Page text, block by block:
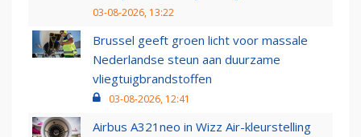
03-08-2026, 13:22
Brussel geeft groen licht voor massale
Nederlandse steun aan duurzame
vliegtuigbrandstoffen
03-08-2026, 12:41
Airbus A321neo in Wizz Air-kleurstelling